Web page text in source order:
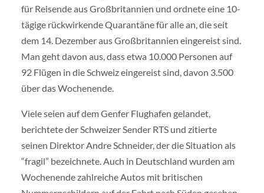
für Reisende aus Großbritannien und ordnete eine 10-
tägige rückwirkende Quarantäne für alle an, die seit
dem 14. Dezember aus Großbritannien eingereist sind.
Man geht davon aus, dass etwa 10.000 Personen auf
92 Flügen in die Schweiz eingereist sind, davon 3.500
über das Wochenende.
Viele seien auf dem Genfer Flughafen gelandet,
berichtete der Schweizer Sender RTS und zitierte
seinen Direktor Andre Schneider, der die Situation als
“fragil” bezeichnete. Auch in Deutschland wurden am
Wochenende zahlreiche Autos mit britischen